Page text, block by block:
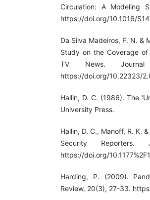
Circulation: A Modeling
https://doi.org/10.1016/
Da Silva Madeiros, F. N. &
Study on the Coverage of
TV News. Journal
https://doi.org/10.22323/
Hallin, D. C. (1986). The
University Press.
Hallin, D. C., Manoff, R. K.
Security Reporters.
https://doi.org/
Harding, P. (2009).
Review, 20(3), 27-33.